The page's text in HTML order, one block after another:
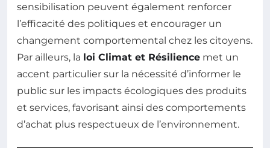
sensibilisation peuvent également renforcer
l’efficacité des politiques et encourager un
changement comportemental chez les citoyens.
Par ailleurs, la loi Climat et Résilience met un
accent particulier sur la nécessité d’informer le
public sur les impacts écologiques des produits
et services, favorisant ainsi des comportements
d’achat plus respectueux de l’environnement.